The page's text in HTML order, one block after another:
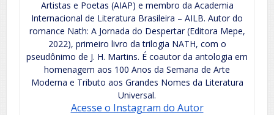
Artistas e Poetas (AIAP) e membro da Academia
Internacional de Literatura Brasileira – AILB. Autor do
romance Nath: A Jornada do Despertar (Editora Mepe,
2022), primeiro livro da trilogia NATH, com o
pseudônimo de J. H. Martins. É coautor da antologia em
homenagem aos 100 Anos da Semana de Arte
Moderna e Tributo aos Grandes Nomes da Literatura
Universal.
Acesse o Instagram do Autor